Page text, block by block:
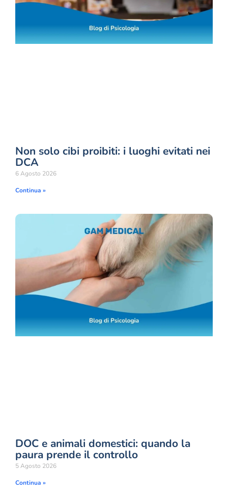
Non solo cibi proibiti: i luoghi evitati nei
DCA
6 Agosto 2026
Continua »
DOC e animali domestici: quando la
paura prende il controllo
5 Agosto 2026
Continua »